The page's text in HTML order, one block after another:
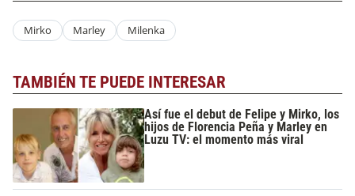
Mirko Marley Milenka
TAMBIÉN TE PUEDE INTERESAR
Así fue el debut de Felipe y Mirko, los
hijos de Florencia Peña y Marley en
Luzu TV: el momento más viral